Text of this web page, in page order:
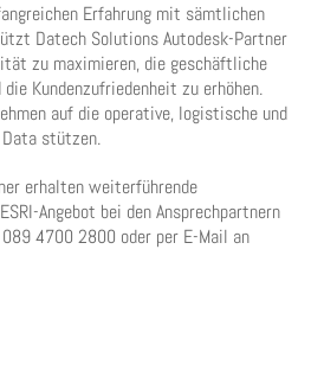
Erfahrung mit sämtlichen
Datech Solutions Autodesk-Partner
zu maximieren, die geschäftliche
Kundenzufriedenheit zu erhöhen.
auf die operative, logistische und
stützen.
erhalten weiterführende
Angebot bei den Ansprechpartnern
4700 2800 oder per E-Mail an